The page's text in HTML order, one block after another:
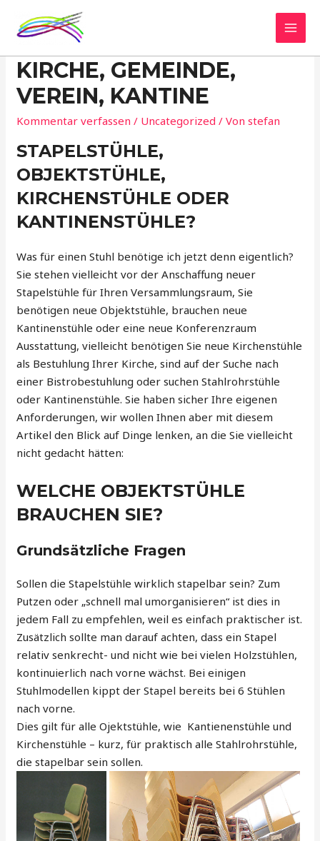
Inhalt
STAPELSTÜHLE FÜR
KIRCHE, GEMEINDE,
VEREIN, KANTINE
Kommentar verfassen / Uncategorized / Vonstefan
STAPELSTÜHLE,
OBJEKTSTÜHLE,
KIRCHENSTÜHLE ODER
KANTINENSTÜHLE?
Was für einen Stuhl benötige ich jetzt denn eigentlich?
Sie stehen vielleicht vor der Anschaffung neuer
Stapelstühle für Ihren Versammlungsraum, Sie
benötigen neue Objektstühle, brauchen neue
Kantinenstühle oder eine neue Konferenzraum
Ausstattung, vielleicht benötigen Sie neue Kirchenstühle
als Bestuhlung Ihrer Kirche, sind auf der Suche nach
einer Bistrobestuhlung oder suchen Stahlrohrstühle
oder Kantinenstühle. Sie haben sicher Ihre eigenen
Anforderungen, wir wollen Ihnen aber mit diesem
Artikel den Blick auf Dinge lenken, an die Sie vielleicht
nicht gedacht hätten:
WELCHE OBJEKTSTÜHLE
BRAUCHEN SIE?
Grundsätzliche Fragen
Sollen die Stapelstühle wirklich stapelbar sein? Zum
Putzen oder „schnell mal umorganisieren“ ist dies in
jedem Fall zu empfehlen, weil es einfach praktischer ist.
Zusätzlich sollte man darauf achten, dass ein Stapel
relativ senkrecht- und nicht wie bei vielen Holzstühlen,
kontinuierlich nach vorne wächst. Bei einigen
Stuhlmodellen kippt der Stapel bereits bei 6 Stühlen
nach vorne.
Dies gilt für alle Ojektstühle, wie Kantienenstühle und
Kirchenstühle – kurz, für praktisch alle Stahlrohrstühle,
die stapelbar sein sollen.